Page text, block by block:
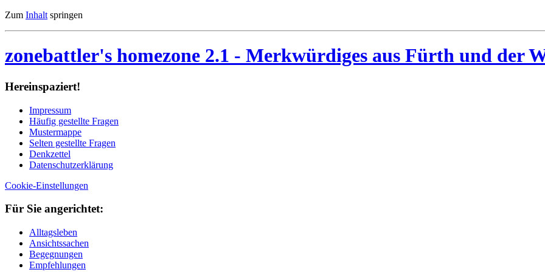
Zum Inhalt springen
zonebattler's homezone 2.1 - Merkwürdiges aus Fürth und der
Her­ein­spa­ziert!
Im­pres­sum
Häu­fig ge­stell­te Fra­gen
Mu­ster­map­pe
Sel­ten ge­stell­te Fra­gen
Denk­zet­tel
Da­ten­schutz­er­klä­rung
Cookie-Einstellungen
Für Sie an­ge­rich­tet:
Alltagsleben
Ansichtssachen
Begegnungen
Empfehlungen